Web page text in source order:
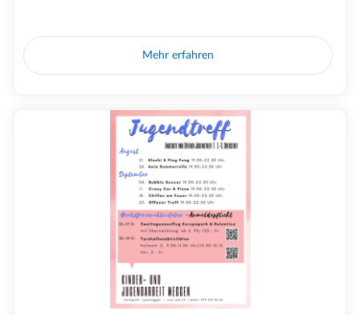
Mehr erfahren